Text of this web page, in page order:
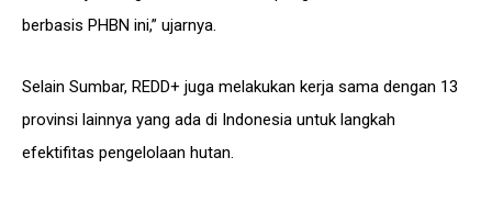
berbasis PHBN ini,” ujarnya.
Selain Sumbar, REDD+ juga melakukan kerja sama dengan 13
provinsi lainnya yang ada di Indonesia untuk langkah
efektifitas pengelolaan hutan.